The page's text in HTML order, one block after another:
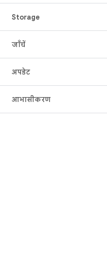
Storage
जाँचें
अपडेट
आभासीकरण